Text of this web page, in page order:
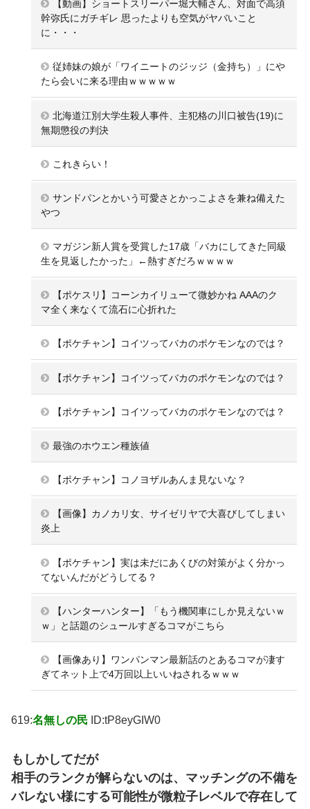
【動画】ショートスリーパー堀大輔さん、対面で高須
幹弥氏にガチギレ 思ったよりも空気がヤバいこと
に・・・
従姉妹の娘が「ワイニートのジッジ（金持ち）」にや
たら会いに来る理由ｗｗｗｗｗ
北海道江別大学生殺人事件、主犯格の川口被告(19)に
無期懲役の判決
これきらい！
サンドパンとかいう可愛さとかっこよさを兼ね備えた
やつ
マガジン新人賞を受賞した17歳「バカにしてきた同級
生を見返したかった」←熱すぎだろｗｗｗｗ
【ポケスリ】コーンカイリューて微妙かね AAAのク
マ全く来なくて流石に心折れた
【ポケチャン】コイツってバカのポケモンなのでは？
【ポケチャン】コイツってバカのポケモンなのでは？
【ポケチャン】コイツってバカのポケモンなのでは？
最強のホウエン種族値
【ポケチャン】コノヨザルあんま見ないな？
【画像】カノカリ女、サイゼリヤで大喜びしてしまい
炎上
【ポケチャン】実は未だにあくびの対策がよく分かっ
てないんだがどうしてる？
【ハンターハンター】「もう機関車にしか見えないｗ
ｗ」と話題のシュールすぎるコマがこちら
【画像あり】ワンパンマン最新話のとあるコマが凄す
ぎてネット上で4万回以上いいねされるｗｗｗ
619:名無しの民 ID:tP8eyGIW0
もしかしてだが
相手のランクが解らないのは、マッチングの不備を
バレない様にする可能性が微粒子レベルで存在して